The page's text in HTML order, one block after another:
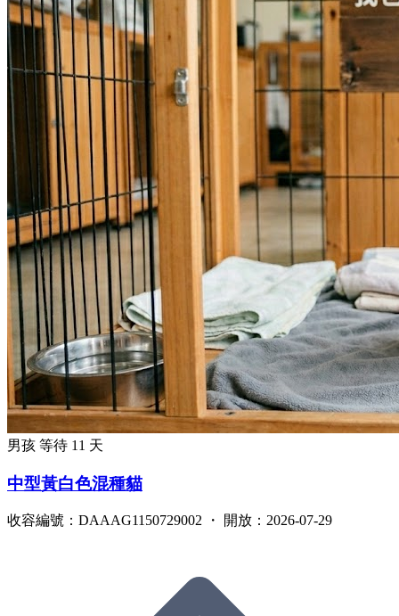
男孩 等待 11 天
中型黃白色混種貓
收容編號：DAAAG1150729002 ・ 開放：2026-07-29